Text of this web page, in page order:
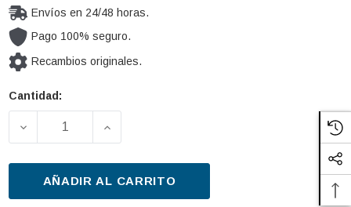
Envíos en 24/48 horas.
Pago 100% seguro.
Recambios originales.
Cantidad
Cantidad:
DISMINUIR LA CANTIDAD DE FILTRO, AIRE
AUMENTAR LA CANTIDAD DE FILTRO,
AÑADIR AL CARRITO